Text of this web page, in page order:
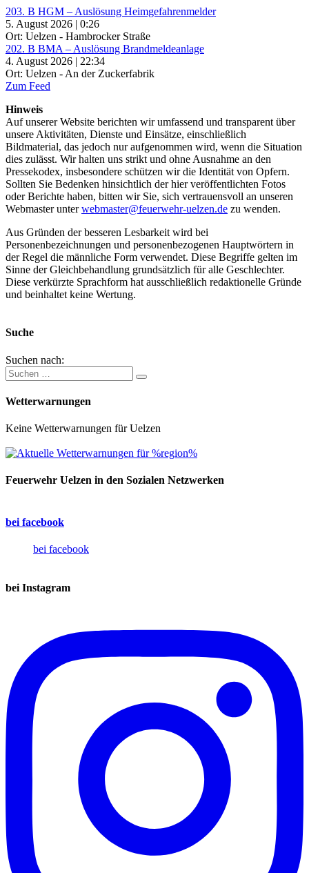
203. B HGM – Auslösung Heimgefahrenmelder
5. August 2026 | 0:26
Ort: Uelzen - Hambrocker Straße
202. B BMA – Auslösung Brandmeldeanlage
4. August 2026 | 22:34
Ort: Uelzen - An der Zuckerfabrik
Zum Feed
Hinweis
Auf unserer Website berichten wir umfassend und transparent über
unsere Aktivitäten, Dienste und Einsätze, einschließlich
Bildmaterial, das jedoch nur aufgenommen wird, wenn die Situation
dies zulässt. Wir halten uns strikt und ohne Ausnahme an den
Pressekodex, insbesondere schützen wir die Identität von Opfern.
Sollten Sie Bedenken hinsichtlich der hier veröffentlichten Fotos
oder Berichte haben, bitten wir Sie, sich vertrauensvoll an unseren
Webmaster unterwebmaster@feuerwehr-uelzen.de zu wenden.
Aus Gründen der besseren Lesbarkeit wird bei
Personenbezeichnungen und personenbezogenen Hauptwörtern in
der Regel die männliche Form verwendet. Diese Begriffe gelten im
Sinne der Gleichbehandlung grundsätzlich für alle Geschlechter.
Diese verkürzte Sprachform hat ausschließlich redaktionelle Gründe
und beinhaltet keine Wertung.
Suche
Suchen nach:
Wetterwarnungen
Keine Wetterwarnungen für Uelzen
Feuerwehr Uelzen in den Sozialen Netzwerken
bei facebook
bei facebook
bei Instagram